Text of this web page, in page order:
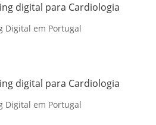
digital para Cardiologia
Digital em Portugal
digital para Cardiologia
Digital em Portugal